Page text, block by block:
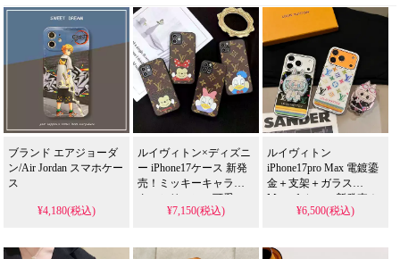
ブランド エアジョーダ
ン/Air Jordan スマホケー
ス
¥4,180(税込)
ルイヴィトン×ディズニ
ー iPhone17ケース 新発
売！ミッキーキャラク
ターシリコン、可愛い
女性向け衝撃吸収。全
¥7,150(税込)
ルイヴィトン
iPhone17pro Max 電鍍鎏
金＋支架＋ガラス
Magsafeケース新発売！
芸能人も愛用する人気
¥6,500(税込)